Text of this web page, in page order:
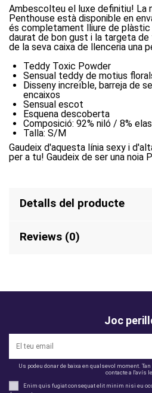
Ambescolteu el luxe definitiu! La
Penthouse està disponible en
és completament lliure de
daurat de bon gust i la targeta
de la seva caixa de llenceria una
Teddy Toxic Powder
Sensual teddy de motius
Disseny increïble, barreja de
encaixos
Sensual escot
Esquena descoberta
Composició: 92% niló / 8%
Talla: S/M
Gaudeix d'aquesta línia sexy i
per a tu! Gaudeix de ser una noia
Detalls del producte
Reviews (0)
Joc
Us podeu donar de baixa en qualsevol moment.
contacte a l'avís
Enim quis fugiat consequat elit minim nisi eu